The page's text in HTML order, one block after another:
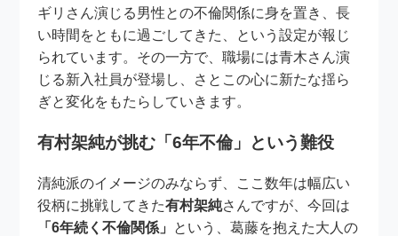
ギリさん演じる男性との不倫関係に身を置き、長
い時間をともに過ごしてきた、という設定が報じ
られています。その一方で、職場には青木さん演
じる新入社員が登場し、さとこの心に新たな揺ら
ぎと変化をもたらしていきます。
有村架純が挑む「6年不倫」という難役
清純派のイメージのみならず、ここ数年は幅広い
役柄に挑戦してきた有村架純さんですが、今回は
「6年続く不倫関係」 という、葛藤を抱えた大人の